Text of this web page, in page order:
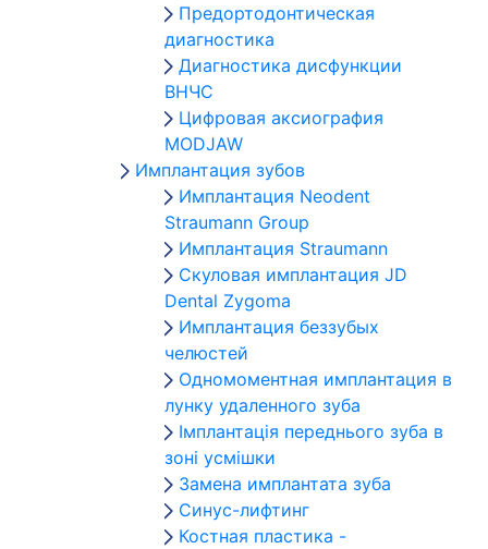
Предортодонтическая
диагностика
Диагностика дисфункции
ВНЧС
Цифровая аксиография
MODJAW
Имплантация зубов
Имплантация Neodent
Straumann Group
Имплантация Straumann
Скуловая имплантация JD
Dental Zygoma
Имплантация беззубых
челюстей
Одномоментная имплантация в
лунку удаленного зуба
Імплантація переднього зуба в
зоні усмішки
Замена имплантата зуба
Синус-лифтинг
Костная пластика -